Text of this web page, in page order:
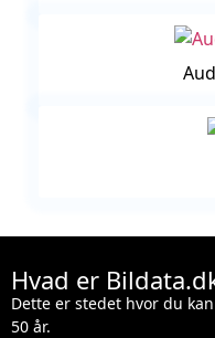
Hvad er
Dette er stedet hvor du
50 år.